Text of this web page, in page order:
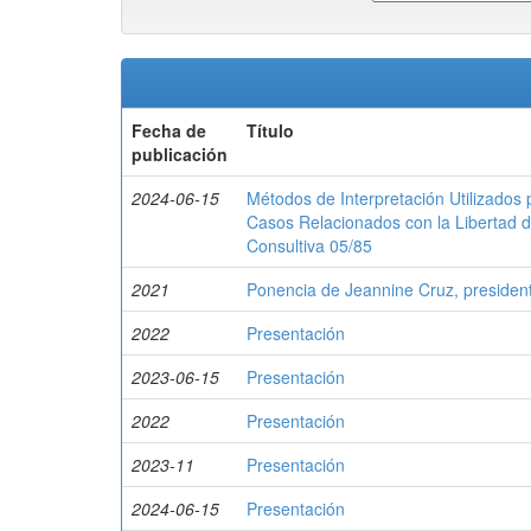
Fecha de
publicación
Título
2024-06-15
Métodos de Interpretación
Casos Relacionados con la Libertad
Consultiva 05/85
2021 Ponencia de Jeannine Cruz,
2022
Presentación
2023-06-15
Presentación
2022
Presentación
2023-11
Presentación
2024-06-15
Presentación